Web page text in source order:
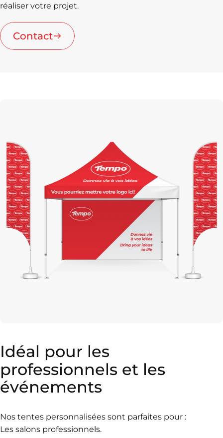
réaliser votre projet.
Contact
Idéal pour les
professionnels et les
événements
Nos tentes personnalisées sont parfaites pour :
Les salons professionnels.